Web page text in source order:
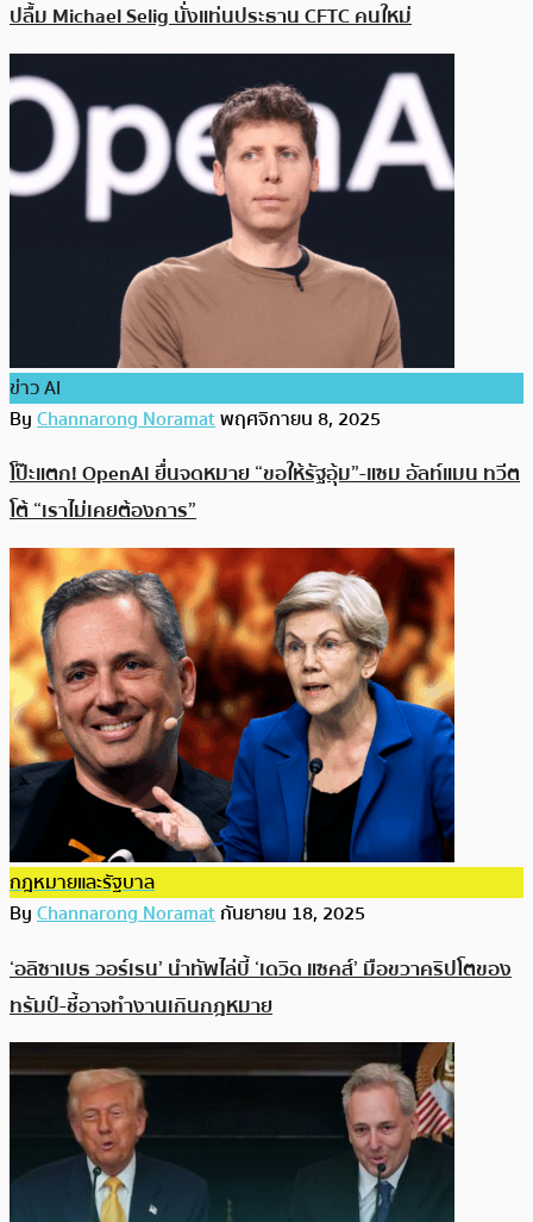
ปลื้ม Michael Selig นั่งแท่นประธาน CFTC คนใหม่
ข่าว AI
ByChannarong Noramatพฤศจิกายน 8, 2025
โป๊ะแตก! OpenAI ยื่นจดหมาย “ขอให้รัฐอุ้ม”-แซม อัลท์แมน ทวีต
โต้ “เราไม่เคยต้องการ”
กฎหมายและรัฐบาล
ByChannarong Noramatกันยายน 18, 2025
‘อลิซาเบธ วอร์เรน’ นำทัพไล่บี้ ‘เดวิด แซคส์’ มือขวาคริปโตของ
ทรัมป์-ชี้อาจทำงานเกินกฎหมาย